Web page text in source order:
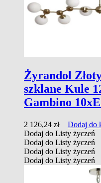
Żyrandol
szklane Kule
Gambino
2 126,24 zł
Dodaj do
Dodaj do Listy życzeń
Dodaj do Listy życzeń
Dodaj do Listy życzeń
Dodaj do Listy życzeń